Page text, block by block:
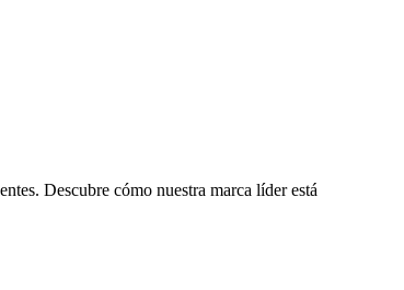
Descubre cómo nuestra marca líder está